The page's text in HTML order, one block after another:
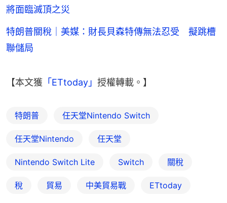
將面臨滅頂之災
特朗普關稅｜美媒：財長貝森特傳無法忍受 擬跳槽
聯儲局
【本文獲 「ETtoday」 授權轉載。】
特朗普 任天堂Nintendo Switch
任天堂Nintendo 任天堂
Nintendo Switch Lite Switch 關稅
稅 貿易 中美貿易戰 ETtoday